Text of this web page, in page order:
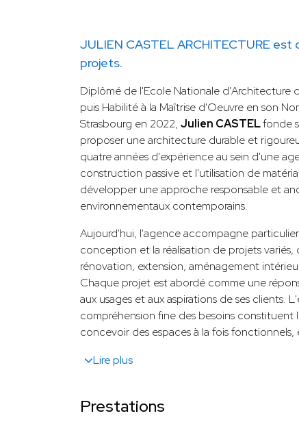
JULIEN CASTEL ARCHITECTURE
projets.
Diplômé de l'Ecole Nationale d'Architecture
puis Habilité à la Maîtrise d'Oeuvre en son
Strasbourg en 2022, Julien CASTELfonde
proposer une architecture durable et
quatre années d'expérience au sein d'une
construction passive et l'utilisation de
développer une approche responsable et
environnementaux contemporains.
Aujourd'hui, l'agence accompagne
conception et la réalisation de projets
rénovation, extension, aménagement
Chaque projet est abordé comme une
aux usages et aux aspirations de ses clients.
compréhension fine des besoins constituent
concevoir des espaces à la fois fonctionnels,
Lire plus
Prestations